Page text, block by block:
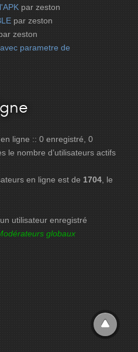
par zeston
par zeston
zeston
parametre de
ligne :: 0 enregistré, 0
le nombre d’utilisateurs actifs
en ligne est de 1704 , le
utilisateur enregistré
globaux